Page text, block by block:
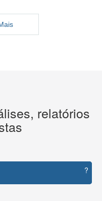
relatórios
?